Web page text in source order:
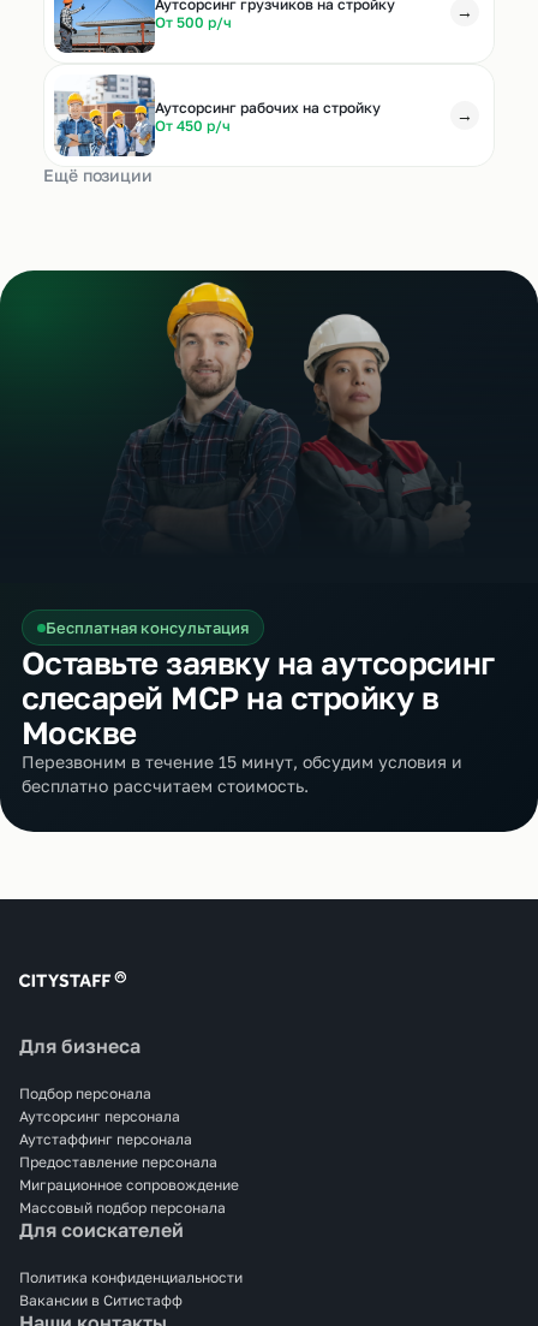
Аутсорсинг грузчиков на стройку
От 500 р/ч
→
Аутсорсинг рабочих на стройку
От 450 р/ч
→
Ещё позиции
Бесплатная консультация
Оставьте заявку на аутсорсинг
слесарей МСР на стройку в
Москве
Перезвоним в течение 15 минут, обсудим условия и
бесплатно рассчитаем стоимость.
Для бизнеса
Подбор персонала
Аутсорсинг персонала
Аутстаффинг персонала
Предоставление персонала
Миграционное сопровождение
Массовый подбор персонала
Для соискателей
Политика конфиденциальности
Вакансии в Ситистафф